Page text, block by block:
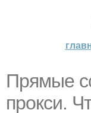
Прямые
прокси.